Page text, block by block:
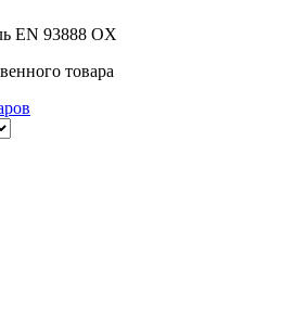
EN 93888 OX
товара